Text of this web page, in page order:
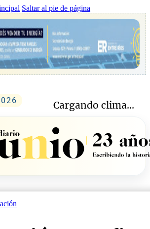
Saltar al pie de página
Cargando clima...